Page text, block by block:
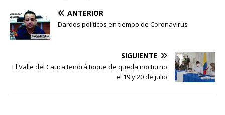
ANTERIOR
Dardos políticos en tiempo de Coronavirus
SIGUIENTE
El Valle del Cauca tendrá toque de queda nocturno
el 19 y 20 de julio